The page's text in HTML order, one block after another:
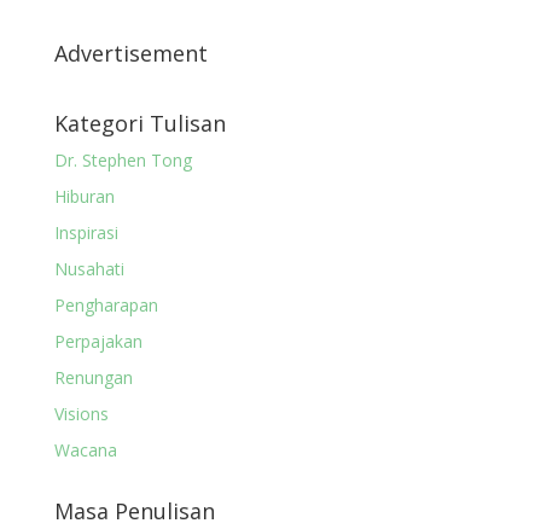
Advertisement
Kategori Tulisan
Dr. Stephen Tong
Hiburan
Inspirasi
Nusahati
Pengharapan
Perpajakan
Renungan
Visions
Wacana
Masa Penulisan